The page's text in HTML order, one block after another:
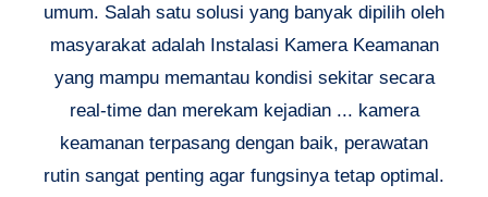
umum. Salah satu solusi yang banyak dipilih oleh
masyarakat adalah Instalasi Kamera Keamanan
yang mampu memantau kondisi sekitar secara
real-time dan merekam kejadian ... kamera
keamanan terpasang dengan baik, perawatan
rutin sangat penting agar fungsinya tetap optimal.